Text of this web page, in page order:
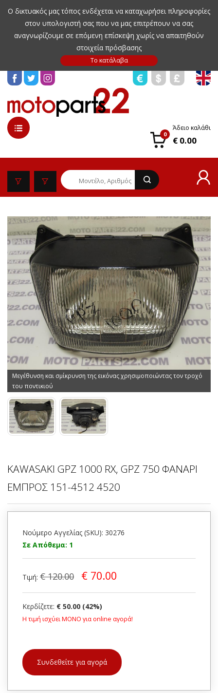
Ο δικτυακός μας τόπος ενδέχεται να καταχωρήσει πληροφορίες
στον υπολογιστή σας που να μας επιτρέπουν να σας
αναγνωρίζουμε σε επόμενη επίσκεψη χωρίς να απαιτηθούν
στοιχεία πρόσβασης
0
Άδειο καλάθι
€ 0.00
Μεγέθυνση και σμίκρυνση της εικόνας χρησιμοποιώντας τον τροχό
του ποντικιού
KAWASAKI GPZ 1000 RX, GPZ 750 ΦΑΝΑΡΙ
ΕΜΠΡΟΣ 151-4512 4520
Νούμερο Αγγελίας (SKU): 30276
Σε Απόθεμα: 1
Τιμή: € 120.00 € 70.00
Κερδίζετε: € 50.00 (42%)
Η τιμή ισχύει ΜΟΝΟ για online αγορά!
Συνδεθείτε για αγορά